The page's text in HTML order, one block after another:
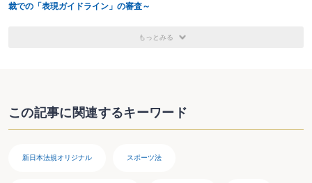
裁での「表現ガイドライン」の審査～
もっとみる
この記事に関連するキーワード
新日本法規オリジナル スポーツ法